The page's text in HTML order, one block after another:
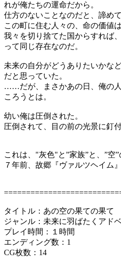
れが俺たちの運命だから。
仕方のないことなのだと、諦め
この町に住む人々の、命の価値は
我々を切り捨てた国からすれば
って同じ存在なのだ。
未来の自分がどうありたいかな
だと思っていた。
……だが、まさかあの日、俺の
ころうとは。
幼い俺は圧倒された。
圧倒されて、目の前の光景に釘
これは、"灰色"と”家族”と、”空”
７年前、故郷『ヴァルツヘイム
タイトル：あの空の果ての果て
ジャンル：未来に羽ばたくアド
プレイ時間：１時間
エンディング数：1
CG枚数：14